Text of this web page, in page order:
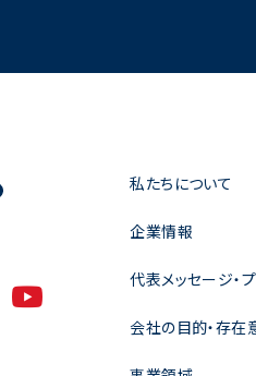
私たちについて
企業情報
代表メッセージ・
会社の目的・存在